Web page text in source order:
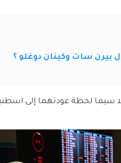
بيرن سات وكينان دوغلو ؟
لا سيما لحظة عودتهما إلى